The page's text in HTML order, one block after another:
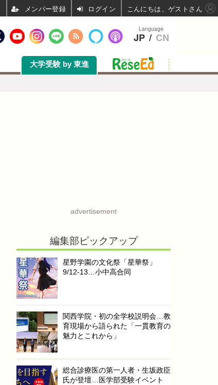
大学受験 by 東進
advertisement
編集部ピックアップ
星野学園の文化祭「星華祭」
9/12-13…小中高合同
関西学院・初の全学校説明会…教
育現場から語られた「一貫教育の
魅力とこれから」
総合診療医の第一人者・生坂政臣
氏が登壇…医学部受験イベント
Language
JP / CN
ログイン こんにちは、ゲストさん